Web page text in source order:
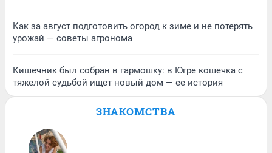
Как за август подготовить огород к зиме и не потерять
урожай — советы агронома
Кишечник был собран в гармошку: в Югре кошечка с
тяжелой судьбой ищет новый дом — ее история
ЗНАКОМСТВА